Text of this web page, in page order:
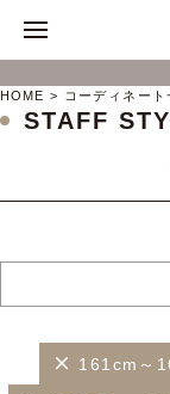
HOME コーディネート
STAFF
161cm～